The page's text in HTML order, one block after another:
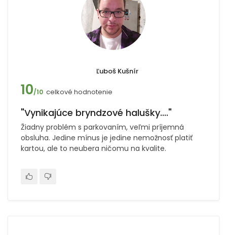
Ľuboš Kušnír
10/10 celkové hodnotenie
"Vynikajúce bryndzové halušky...."
Žiadny problém s parkovaním, veľmi príjemná
obsluha. Jedine mínus je jedine nemožnosť platiť
kartou, ale to neubera ničomu na kvalite.